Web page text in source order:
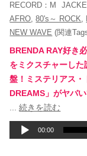
RECORD： M
AFRO,80's～ ROCK,
NEW WAVE (関連
BRENDA RAY好き
をミクスチャーし
盤！ミステリアス
DREAMS」がヤバい
... 続きを読む
声
プ
00:00